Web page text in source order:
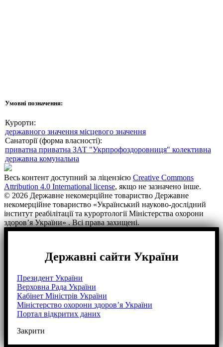
Умовні позначення:
Курорти:
державного значення місцевого значення
Санаторії (форма власності):
приватна приватна ЗАТ "Укрпрофоздоровниця" колективна
державна комунальна
Весь контент доступний за ліцензією Creative Commons
Attribution 4.0 International license, якщо не зазначено інше.
© 2026 Державне некомерційне товариство Державне
некомерційне товариство «Український науково-дослідний
інститут реабілітації та курортології Міністерства охорони
здоров’я України» . Всі права захищені.
Державні сайти України
Президент України
Верховна Рада України
Кабінет Міністрів України
Міністерство охорони здоров’я України
Портал відкритих даних
Закрити